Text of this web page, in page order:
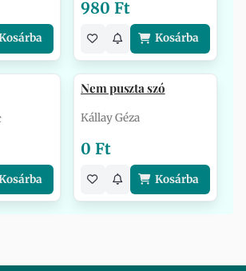
980 Ft
Kosárba
Nem puszta szó
Kállay Géza
0 Ft
Kosárba